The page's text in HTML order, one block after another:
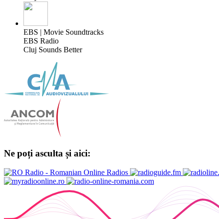
EBS | Movie Soundtracks
EBS Radio
Cluj Sounds Better
Ne poți asculta și aici: